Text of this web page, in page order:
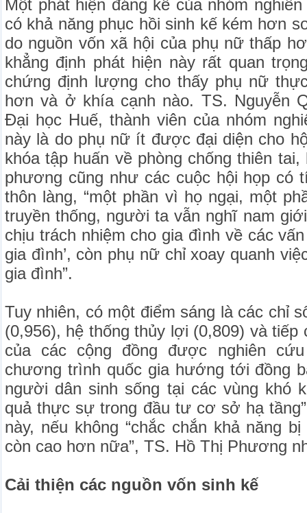
Một phát hiện đáng kể của nhóm
có khả năng phục hồi sinh kế kém hơn
do nguồn vốn xã hội của phụ nữ thấp
khẳng định phát hiện này rất quan
chứng định lượng cho thấy phụ nữ
hơn và ở khía cạnh nào. TS. Nguyễn
Đại học Huế, thành viên của nhóm
này là do phụ nữ ít được đại diện cho
khóa tập huấn về phòng chống thiên
phương cũng như các cuộc hội họp có
thôn làng, “một phần vì họ ngại, một
truyền thống, người ta vẫn nghĩ nam
chịu trách nhiệm cho gia đình về các
gia đình’, còn phụ nữ chỉ xoay quanh
gia đình”.
Tuy nhiên, có một điểm sáng là các chỉ
(0,956), hệ thống thủy lợi (0,809) và
của các cộng đồng được nghiên
chương trình quốc gia hướng tới đồng
người dân sinh sống tại các vùng khó
quả thực sự trong đầu tư cơ sở hạ
này, nếu không “chắc chắn khả năng
còn cao hơn nữa”, TS. Hồ Thị Phương
Cải thiện các nguồn vốn sinh kế